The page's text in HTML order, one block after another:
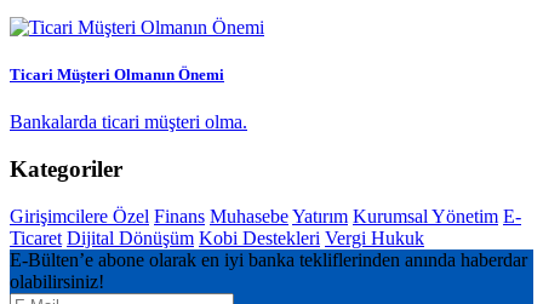
Ticari Müşteri Olmanın Önemi
Bankalarda ticari müşteri olma.
Kategoriler
Girişimcilere Özel Finans MuhasebeYatırım Kurumsal Yönetim E-
Ticaret Dijital Dönüşüm Kobi Destekleri Vergi Hukuk
E-Bülten’e abone olarak en iyi banka tekliflerinden anında haberdar
olabilirsiniz!